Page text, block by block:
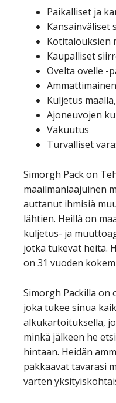
Paikalliset ja
Kansainväliset
Kotitalouksien
Kaupalliset
Ovelta ovelle -
Kuljetus
Ajoneuvojen
Vakuutus
Turvalliset
Simorgh Pack on
maailmanlaajuinen
auttanut ihmisiä
lähtien. Heillä on
kuljetus- ja
jotka tukevat heitä.
on 31 vuoden
Simorgh Packilla
joka tukee sinua
alkukartoituksella,
minkä jälkeen he
hintaan. Heidän
pakkaavat tavarasi
varten